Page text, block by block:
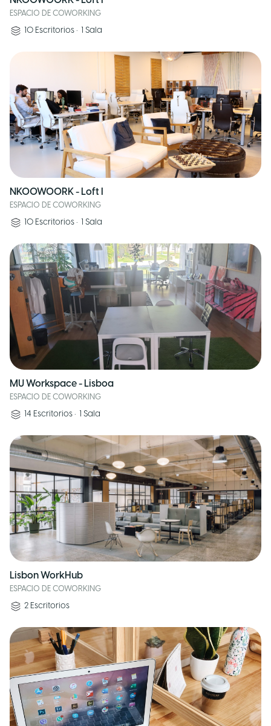
ESPACIO DE COWORKING
10 Escritorios • 1 Sala
NKOOWOORK - Loft I
ESPACIO DE COWORKING
10 Escritorios • 1 Sala
MU Workspace - Lisboa
ESPACIO DE COWORKING
14 Escritorios • 1 Sala
Lisbon WorkHub
ESPACIO DE COWORKING
2 Escritorios